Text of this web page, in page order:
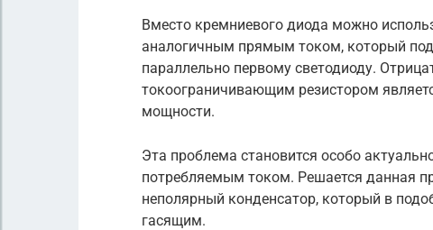
Вместо кремниевого диода можно
аналогичным прямым током, который
параллельно первому светодиоду.
токоограничивающим резистором
мощности.
Эта проблема становится особо
потребляемым током. Решается данная
неполярный конденсатор, который в
гасящим.